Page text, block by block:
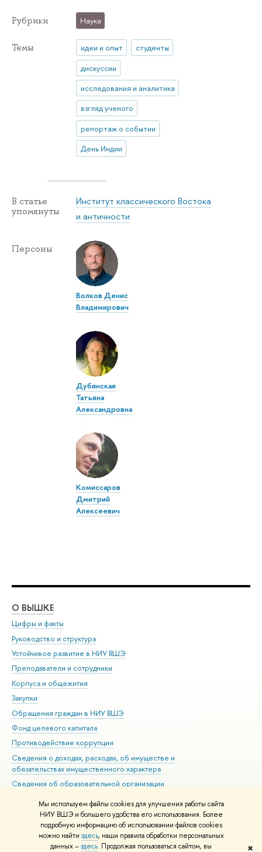
Мы используем файлы cookies для улучшения работы сайта
НИУ ВШЭ и большего удобства его использования. Более
подробную информацию об использовании файлов cookies
можно найти здесь, наши правила обработки персональных
данных –здесь. Продолжая пользоваться сайтом, вы ✖
Рубрики Наука
Темы идеи и опыт
студенты
дискуссии
исследования и аналитика
взгляд ученого
репортаж о событии
День Индии
В статье
упомянуты
Институт классического Востока
и античности
Персоны
Волков Денис
Владимирович
Дубянская
Татьяна
Александровна
Комиссаров
Дмитрий
Алексеевич
О ВЫШКЕ
Цифры и факты
Руководство и структура
Устойчивое развитие в НИУ ВШЭ
Преподаватели и сотрудники
Корпуса и общежития
Закупки
Обращения граждан в НИУ ВШЭ
Фонд целевого капитала
Противодействие коррупции
Сведения о доходах, расходах, об имуществе и
обязательствах имущественного характера
Сведения об образовательной организации
Людям с ограниченными возможностями здоровья
Единая платежная страница
Работа в Вышке